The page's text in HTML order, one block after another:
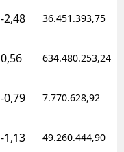
Isparta
Mersin
-2,48 36.451.393,75
0,56 634.480.253,24
-0,79 7.770.628,92
-1,13 49.260.444,90